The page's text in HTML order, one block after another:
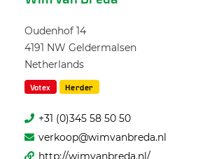
Oudenhof 14
4191 NW Geldermalsen
Netherlands
Votex Herder
+31 (0)345 58 50 50
verkoop@wimvanbreda.nl
http://wimvanbreda.nl/